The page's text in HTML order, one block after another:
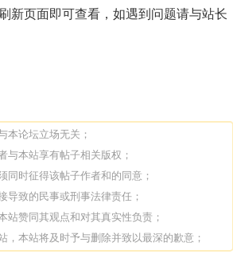
新页面即可查看，如遇到问题请与站长
本论坛立场无关；
与本站享有帖子相关版权；
同时征得该帖子作者和的同意；
导致的民事或刑事法律责任；
站赞同其观点和对其真实性负责；
本站将及时予与删除并致以最深的歉意；